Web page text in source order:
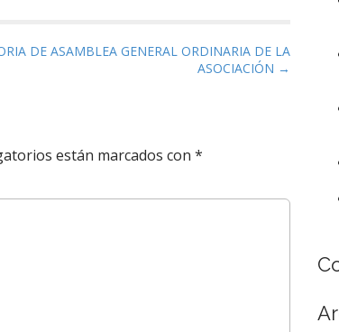
DE ASAMBLEA GENERAL ORDINARIA DE LA
ASOCIACIÓN →
están marcados con *